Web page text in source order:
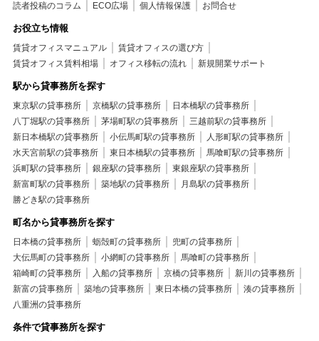
読者投稿のコラム
ECO広場 個人情報保護 お問合せ
お役立ち情報
賃貸オフィスマニュアル
賃貸オフィスの選び方
賃貸オフィス賃料相場
オフィス移転の流れ 新規開業サポート
駅から貸事務所を探す
東京駅の貸事務所 京橋駅の貸事務所
日本橋駅の貸事務所
八丁堀駅の貸事務所
茅場町駅の貸事務所
三越前駅の貸事務所
新日本橋駅の貸事務所
小伝馬町駅の貸事務所
人形町駅の貸事務所
水天宮前駅の貸事務所
東日本橋駅の貸事務所
馬喰町駅の貸事務所
浜町駅の貸事務所
銀座駅の貸事務所
東銀座駅の貸事務所
新富町駅の貸事務所
築地駅の貸事務所
月島駅の貸事務所
勝どき駅の貸事務所
町名から貸事務所を探す
日本橋の貸事務所 蛎殻町の貸事務所
兜町の貸事務所
大伝馬町の貸事務所
小網町の貸事務所
馬喰町の貸事務所
箱崎町の貸事務所
入船の貸事務所 京橋の貸事務所
新川の貸事務所
新富の貸事務所
築地の貸事務所 東日本橋の貸事務所
湊の貸事務所
八重洲の貸事務所
条件で貸事務所を探す